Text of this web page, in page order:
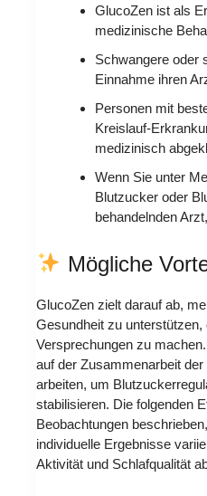
GlucoZen ist als
medizinische
Schwangere oder
Einnahme ihren
Personen mit
Kreislauf-
medizinisch
Wenn Sie unter
Blutzucker oder
behandelnden
Mögliche
GlucoZen zielt darauf ab,
Gesundheit zu
Versprechungen zu
auf der Zusammenarbeit
arbeiten, um
stabilisieren. Die folgenden
Beobachtungen
individuelle Ergebnisse
Aktivität und Schlafqualität